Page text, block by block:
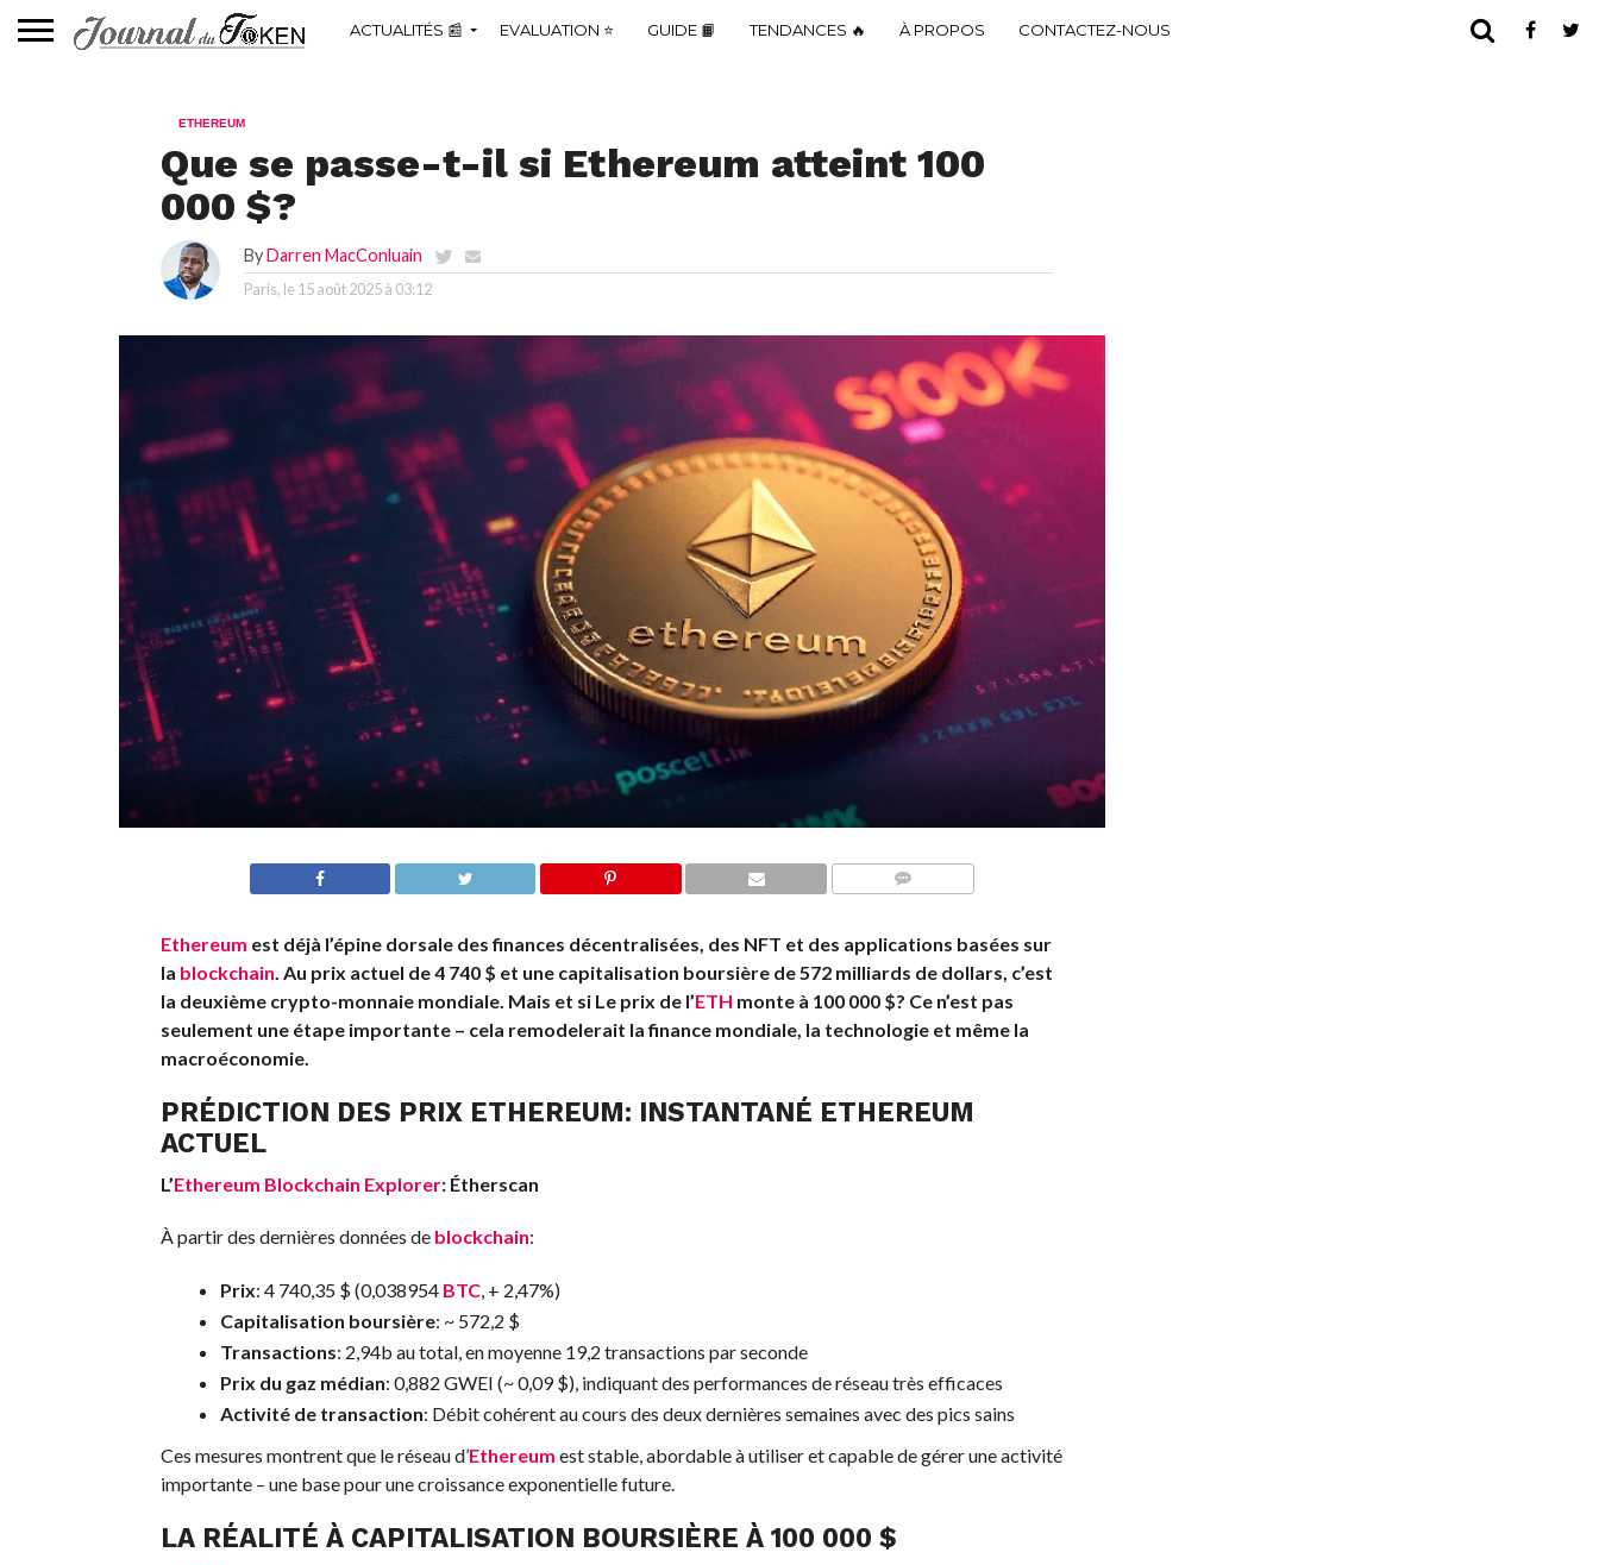
ACTUALITÉS 📰 EVALUATION ⭐ GUIDE 📙 TENDANCES 🔥 À PROPOS CONTACTEZ-NOUS
ETHEREUM
Que se passe-t-il si Ethereum atteint 100
000 $?
ByDarren MacConluain
Paris, le 15 août 2025 à 03:12
Ethereum est déjà l’épine dorsale des finances décentralisées, des NFT et des applications basées sur
la blockchain. Au prix actuel de 4 740 $ et une capitalisation boursière de 572 milliards de dollars, c’est
la deuxième crypto-monnaie mondiale. Mais et si Le prix de l’ETH monte à 100 000 $? Ce n’est pas
seulement une étape importante – cela remodelerait la finance mondiale, la technologie et même la
macroéconomie.
PRÉDICTION DES PRIX ETHEREUM: INSTANTANÉ ETHEREUM
ACTUEL
L’Ethereum Blockchain Explorer: Étherscan
À partir des dernières données de blockchain:
Prix: 4 740,35 $ (0,038954 BTC, + 2,47%)
Capitalisation boursière: ~ 572,2 $
Transactions: 2,94b au total, en moyenne 19,2 transactions par seconde
Prix du gaz médian: 0,882 GWEI (~ 0,09 $), indiquant des performances de réseau très efficaces
Activité de transaction: Débit cohérent au cours des deux dernières semaines avec des pics sains
Ces mesures montrent que le réseau d’Ethereum est stable, abordable à utiliser et capable de gérer une activité
importante – une base pour une croissance exponentielle future.
LA RÉALITÉ À CAPITALISATION BOURSIÈRE À 100 000 $